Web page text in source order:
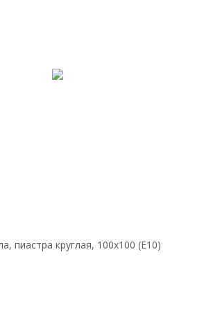
пиастра круглая, 100х100 (E10)